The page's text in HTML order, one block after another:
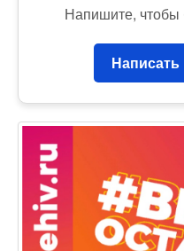
Напишите, чтобы
Написать